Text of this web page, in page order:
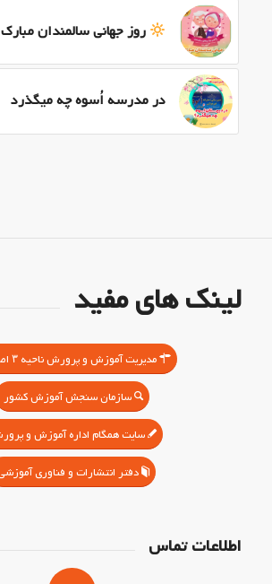
روز جهانی سالمندان مبارک
در مدرسه اُسوه چه میگذرد
لینک های مفید
مدیریت آموزش و پرورش ناحیه ۳ اصفهان
سازمان سنجش آموزش کشور
سایت همگام اداره آموزش و
دفتر انتشارات و فناوری
اطلاعات تماس